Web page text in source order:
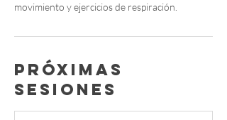
movimiento y ejercicios de respiración.
Próximas
sesiones